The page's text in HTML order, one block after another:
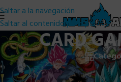
Saltar a la navegación
Saltar al contenido principal
CARD
Inicio/Card Game DBZ